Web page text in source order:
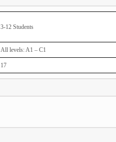
3-12 Students
All levels: A1 – C1
17